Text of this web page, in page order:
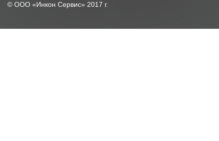
© ООО «Инкон Сервис» 2017 г.